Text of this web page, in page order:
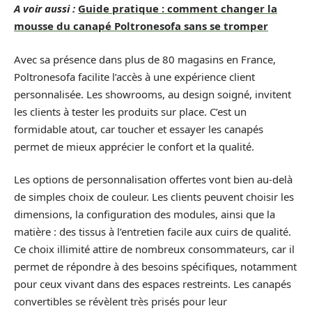
A voir aussi : Guide pratique : comment changer la
mousse du canapé Poltronesofa sans se tromper
Avec sa présence dans plus de 80 magasins en France,
Poltronesofa facilite l’accès à une expérience client
personnalisée. Les showrooms, au design soigné, invitent
les clients à tester les produits sur place. C’est un
formidable atout, car toucher et essayer les canapés
permet de mieux apprécier le confort et la qualité.
Les options de personnalisation offertes vont bien au-delà
de simples choix de couleur. Les clients peuvent choisir les
dimensions, la configuration des modules, ainsi que la
matière : des tissus à l’entretien facile aux cuirs de qualité.
Ce choix illimité attire de nombreux consommateurs, car il
permet de répondre à des besoins spécifiques, notamment
pour ceux vivant dans des espaces restreints. Les canapés
convertibles se révèlent très prisés pour leur